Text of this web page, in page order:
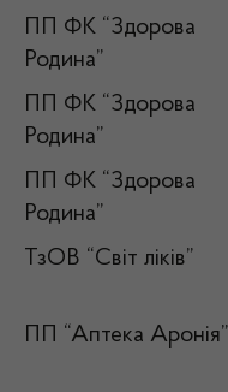
ПП ФК “Здорова
Родина”
ПП ФК “Здорова
Родина”
ПП ФК “Здорова
Родина”
ТзОВ “Світ ліків”
ПП “Аптека Аронія”